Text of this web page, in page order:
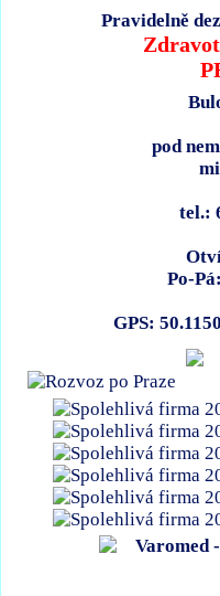
Pravidelně
pod
tel.:
Po-
GPS: